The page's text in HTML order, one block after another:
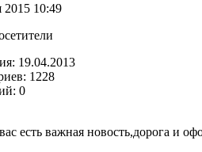
2015 10:49
19.04.2013
1228
0
есть важная новость,дорога и